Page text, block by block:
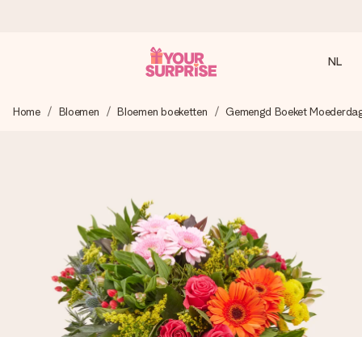
We maken jouw cadeau met zorg en zorgen dat het
4,8 (gebaseerd op +8.000 reviews)
Onze cadeaus worden gewaardeerd. Klanten beoordelen
ons met een 4,7 op Google Reviews
Gratis wenskaartje
NL
Home Bloemen Bloemen boeketten Gemengd Boeket